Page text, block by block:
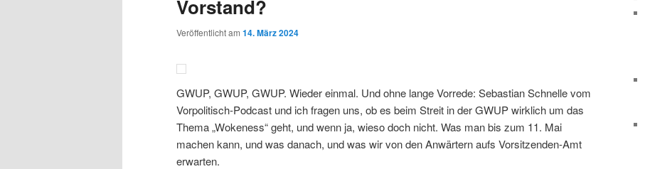
Vorstand?
Veröffentlicht am 14. März 2024
GWUP, GWUP, GWUP. Wieder einmal. Und ohne lange Vorrede: Sebastian Schnelle vom
Vorpolitisch-Podcast und ich fragen uns, ob es beim Streit in der GWUP wirklich um das
Thema „Wokeness“ geht, und wenn ja, wieso doch nicht. Was man bis zum 11. Mai
machen kann, und was danach, und was wir von den Anwärtern aufs Vorsitzenden-Amt
erwarten.